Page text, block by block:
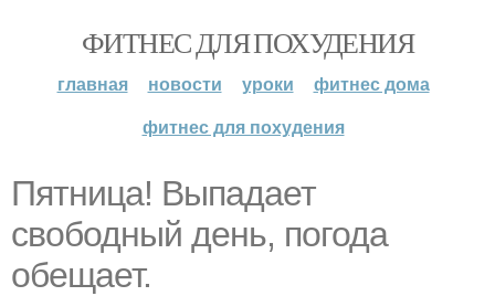
ФИТНЕС ДЛЯ ПОХУДЕНИЯ
главная новости уроки
фитнес дома
фитнес для похудения
Пятница! Выпадает
свободный день, погода
обещает.